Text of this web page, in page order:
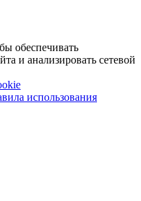
обеспечивать
и анализировать сетевой
использования